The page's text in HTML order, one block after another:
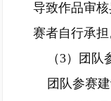
导致作品审
赛者自行承担
（3）团队
团队参赛建